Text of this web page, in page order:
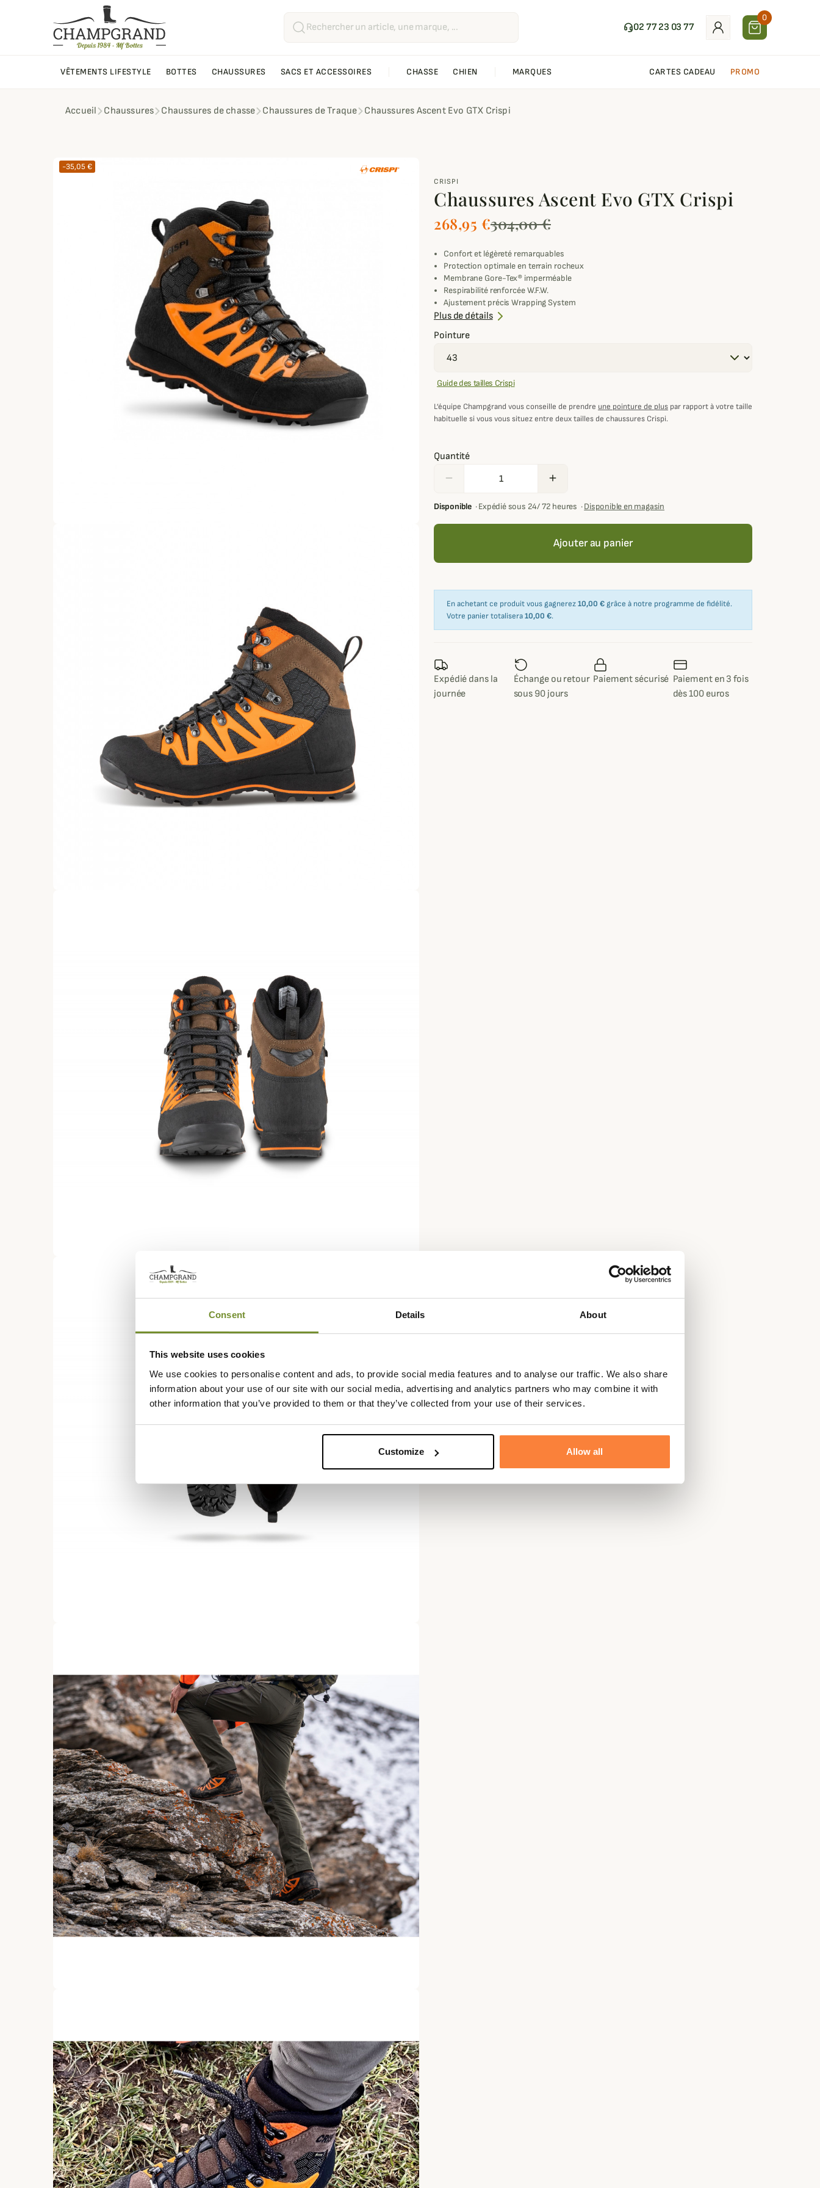
Consent Details About
This website uses cookies
We use cookies to personalise content and ads, to provide social media features and to analyse our traffic. We also share
information about your use of our site with our social media, advertising and analytics partners who may combine it with
other information that you’ve provided to them or that they’ve collected from your use of their services.
Customize Allow all
02 77 23 03 77
0
VÊTEMENTS LIFESTYLE BOTTES CHAUSSURES SACS ET ACCESSOIRES CHASSE CHIEN MARQUES CARTES CADEAU PROMO
Accueil Chaussures Chaussures de chasse Chaussures de Traque Chaussures Ascent Evo GTX Crispi
-35,05 €
CRISPI
Chaussures Ascent Evo GTX Crispi
268,95 €304,00 €
Confort et légèreté remarquables
Protection optimale en terrain rocheux
Membrane Gore-Tex® imperméable
Respirabilité renforcée W.F.W.
Ajustement précis Wrapping System
Pare-pierre caoutchouc protecteur
Idéale pour chasse et trekking
Plus de détails
Pointure
Guide des tailles Crispi
L’équipe Champgrand vous conseille de prendre une pointure de plus par rapport à votre taille
habituelle si vous vous situez entre deux tailles de chaussures Crispi.
Quantité
remove add
Disponible ·Expédié sous 24/ 72 heures ·Disponible en magasin
Ajouter au panier
En achetant ce produit vous gagnerez10,00 € grâce à notre programme de fidélité.
Votre panier totalisera10,00 €.
Expédié dans la
journée
Échange ou retour
sous 90 jours
Paiement sécurisé Paiement en 3 fois
dès 100 euros